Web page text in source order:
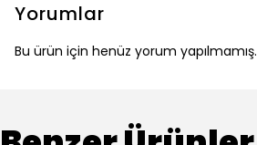
Yorumlar
Bu ürün için henüz yorum yapılmamış.